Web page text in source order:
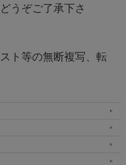
うぞご了承下さ
ト等の無断複写、転